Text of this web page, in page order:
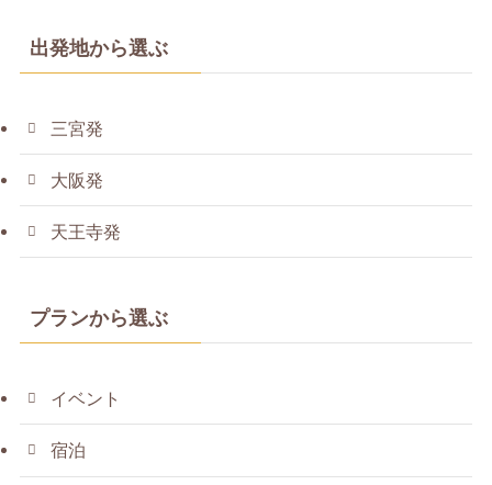
出発地から選ぶ
三宮発
大阪発
天王寺発
プランから選ぶ
イベント
宿泊